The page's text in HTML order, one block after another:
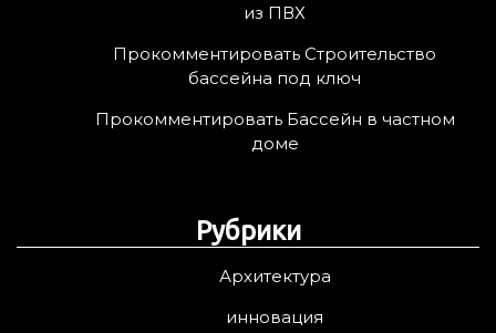
из ПВХ
Прокомментировать Строительство
бассейна под ключ
Прокомментировать Бассейн в частном
доме
Рубрики
Архитектура
инновация